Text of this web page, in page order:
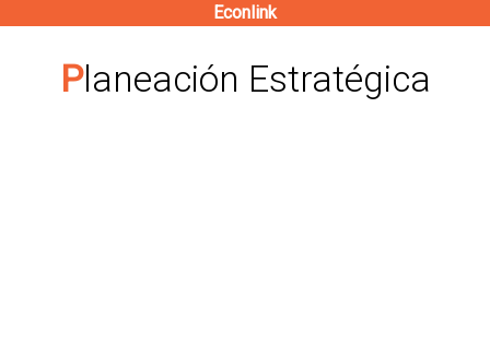
contenido
Econlink
Planeación Estratégica